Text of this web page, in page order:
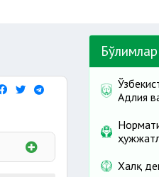
Бўлимлар
Адлия
Халқ